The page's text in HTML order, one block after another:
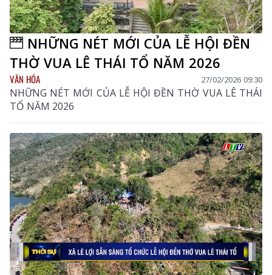
NHỮNG NÉT MỚI CỦA LỄ HỘI ĐỀN
THỜ VUA LÊ THÁI TỔ NĂM 2026
VĂN HÓA 27/02/2026 09:30
NHỮNG NÉT MỚI CỦA LỄ HỘI ĐỀN THỜ VUA LÊ THÁI
TỔ NĂM 2026